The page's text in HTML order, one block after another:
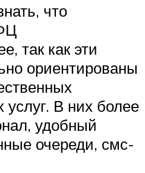
что
так как эти
ориентированы
услуг. В них более
удобный
очереди, смс-